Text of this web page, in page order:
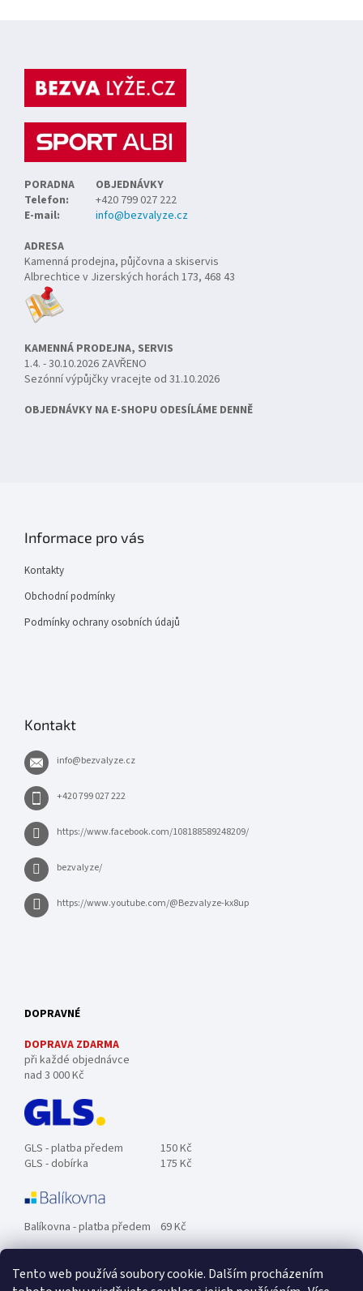
Tento web používá soubory cookie. Dalším procházením
PORADNA
OBJEDNÁVKY
Telefon:
+420 799 027 222
E-mail:
info@bezvalyze.cz
ADRESA
Kamenná prodejna, půjčovna a skiservis
Albrechtice v Jizerských horách 173, 468 43
KAMENNÁ PRODEJNA, SERVIS
1.4. - 30.10.2026 ZAVŘENO
Sezónní výpůjčky vracejte od 31.10.2026
OBJEDNÁVKY NA E-SHOPU ODESÍLÁME DENNĚ
Informace pro vás
Kontakty
Obchodní podmínky
Podmínky ochrany osobních údajů
Kontakt
info@bezvalyze.cz
+420 799 027 222
https://www.facebook.com/108188589248209/
bezvalyze/
https://www.youtube.com/@Bezvalyze-kx8up
DOPRAVNÉ
DOPRAVA ZDARMA
při každé objednávce
nad 3 000 Kč
GLS - platba předem
150 Kč
GLS - dobírka
175 Kč
Balíkovna - platba předem 69 Kč